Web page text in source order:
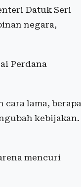
Datuk Seri
negara,
Perdana
lama, berapa
kebijakan.
mencuri